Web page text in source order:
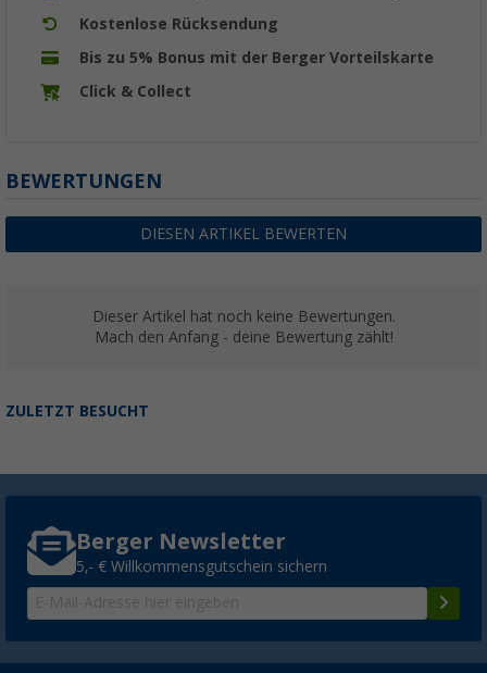
Kostenlose Rücksendung
Bis zu 5% Bonus mit der Berger Vorteilskarte
Click & Collect
BEWERTUNGEN
DIESEN ARTIKEL BEWERTEN
Dieser Artikel hat noch keine Bewertungen.
Mach den Anfang - deine Bewertung zählt!
ZULETZT BESUCHT
Berger Newsletter
5,- € Willkommensgutschein sichern